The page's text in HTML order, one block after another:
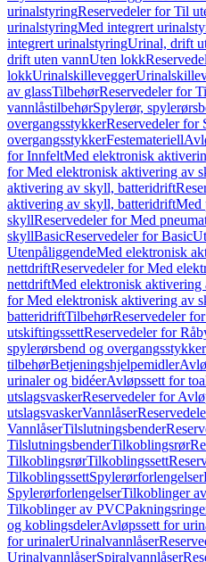
urinalstyringReservedeler for Til
urinalstyringMed integrert
integrert urinalstyringUrinal, drift
drift uten vannUten lokk
lokkUrinalskillevegger
av glassTilbehørReservedeler for
vannlåstilbehørSpylerør,
overgangsstykkerReservedeler for
overgangsstykkerFestemateriell
for InnfeltMed elektronisk
for Med elektronisk aktivering av
aktivering av skyll, batteridrift
aktivering av skyll, batteridriftMed
skyllReservedeler for Med
skyllBasicReservedeler for Basic
UtenpåliggendeMed elektronisk
nettdriftReservedeler for Med
nettdriftMed elektronisk
for Med elektronisk aktivering av
batteridriftTilbehørReservedeler
utskiftingssettReservedeler for
spylerørsbend og overgangsstykker
tilbehørBetjeningshjelpemidler
urinaler og bidéerAvløpssett for
utslagsvaskerReservedeler for
utslagsvaskerVannlåser
VannlåserTilslutningsbender
TilslutningsbenderTilkoblingsrør
TilkoblingsrørTilkoblingssett
TilkoblingssettSpylerørforlengelser
SpylerørforlengelserTilkoblinger
Tilkoblinger av PVC
og koblingsdelerAvløpssett for
for urinalerUrinalvannlåser
UrinalvannlåserSpiralvannlåser